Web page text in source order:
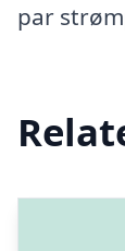
par